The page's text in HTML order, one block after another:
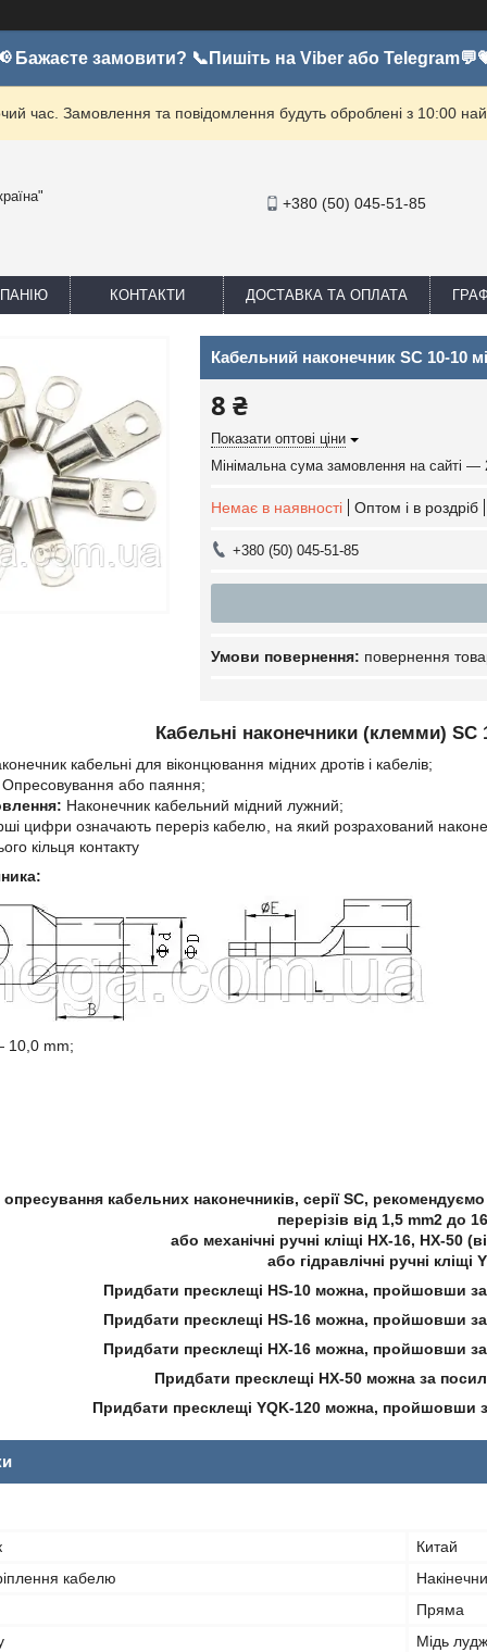
Бажаєте замовити? 📞Пишіть на Viber або
час. Замовлення та повідомлення будуть оброблені з 10:00
+380 (50) 045-51-85
КОНТАКТИ ДОСТАВКА ТА ОПЛАТА
Кабельний наконечник SC 10-10
8 ₴
Показати оптові ціни
Мінімальна сума замовлення на сайті —
Немає в наявності Оптом і в роздріб
+380 (50) 045-51-85
повернення
Кабельні наконечники (клемми) SC
кабельні для віконцювання мідних дротів і кабелів;
або паяння;
Наконечник кабельний мідний лужний;
цифри означають переріз кабелю, на який розрахований
кільця контакту
10,0 mm;
кабельних наконечників, серії SC,
перерізів від 1,5 mm2 до
або механічні ручні кліщі HX-16, HX-50
або гідравлічні ручні кліщі
Придбати пресклещі HS-10 можна, пройшовши
Придбати пресклещі HS-16 можна, пройшовши
Придбати пресклещі HX-16 можна, пройшовши
Придбати пресклещі HX-50 можна за
Придбати пресклещі YQK-120 можна, пройшовши
Китай
кабелю
Пряма
Мідь